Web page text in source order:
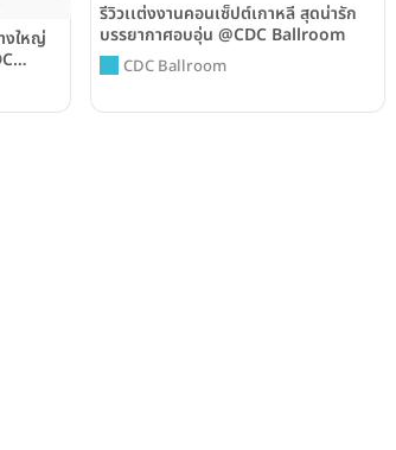
งใหญ่
รีวิวเเต่งงานคอนเซ็ปต์เกาหลี สุดน่ารัก
บรรยากาศอบอุ่น @CDC Ballroom
CDC Ballroom